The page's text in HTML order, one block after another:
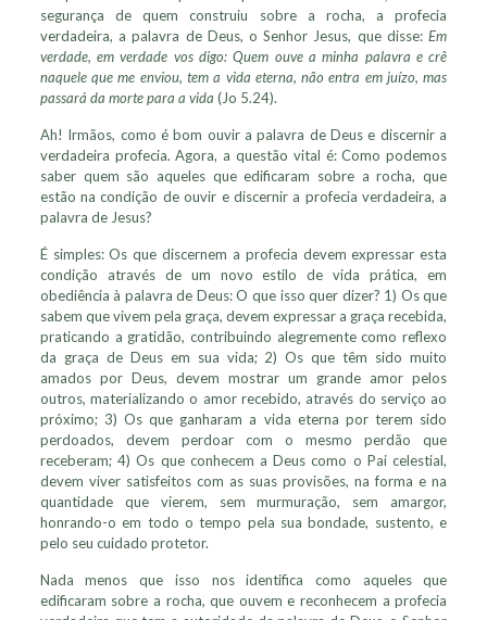
segurança de quem construiu sobre a rocha, a profecia
verdadeira, a palavra de Deus, o Senhor Jesus, que disse:Em
verdade, em verdade vos digo: Quem ouve a minha palavra e crê
naquele que me enviou, tem a vida eterna, não entra em juízo, mas
passará da morte para a vida (Jo 5.24).
Ah! Irmãos, como é bom ouvir a palavra de Deus e discernir a
verdadeira profecia. Agora, a questão vital é: Como podemos
saber quem são aqueles que edificaram sobre a rocha, que
estão na condição de ouvir e discernir a profecia verdadeira, a
palavra de Jesus?
É simples: Os que discernem a profecia devem expressar esta
condição através de um novo estilo de vida prática, em
obediência à palavra de Deus: O que isso quer dizer? 1) Os que
sabem que vivem pela graça, devem expressar a graça recebida,
praticando a gratidão, contribuindo alegremente como reflexo
da graça de Deus em sua vida; 2) Os que têm sido muito
amados por Deus, devem mostrar um grande amor pelos
outros, materializando o amor recebido, através do serviço ao
próximo; 3) Os que ganharam a vida eterna por terem sido
perdoados, devem perdoar com o mesmo perdão que
receberam; 4) Os que conhecem a Deus como o Pai celestial,
devem viver satisfeitos com as suas provisões, na forma e na
quantidade que vierem, sem murmuração, sem amargor,
honrando-o em todo o tempo pela sua bondade, sustento, e
pelo seu cuidado protetor.
Nada menos que isso nos identifica como aqueles que
edificaram sobre a rocha, que ouvem e reconhecem a profecia